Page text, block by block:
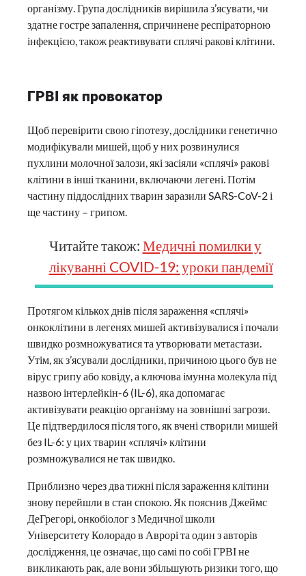
організму. Група дослідників вирішила з’ясувати, чи
здатне гостре запалення, спричинене респіраторною
інфекцією, також реактивувати сплячі ракові клітини.
ГРВІ як провокатор
Щоб перевірити свою гіпотезу, дослідники генетично
модифікували мишей, щоб у них розвинулися
пухлини молочної залози, які засіяли «сплячі» ракові
клітини в інші тканини, включаючи легені. Потім
частину піддослідних тварин заразили SARS-CoV-2 і
ще частину – грипом.
Читайте також: Медичні помилки у
лікуванні COVID-19: уроки пандемії
Протягом кількох днів після зараження «сплячі»
онкоклітини в легенях мишей активізувалися і почали
швидко розмножуватися та утворювати метастази.
Утім, як з’ясували дослідники, причиною цього був не
вірус грипу або ковіду, а ключова імунна молекула під
назвою інтерлейкін-6 (IL-6), яка допомагає
активізувати реакцію організму на зовнішні загрози.
Це підтвердилося після того, як вчені створили мишей
без IL-6: у цих тварин «сплячі» клітини
розмножувалися не так швидко.
Приблизно через два тижні після зараження клітини
знову перейшли в стан спокою. Як пояснив Джеймс
ДеГрегорі, онкобіолог з Медичної школи
Університету Колорадо в Аврорі та один з авторів
дослідження, це означає, що самі по собі ГРВІ не
викликають рак, але вони збільшують ризики того, що